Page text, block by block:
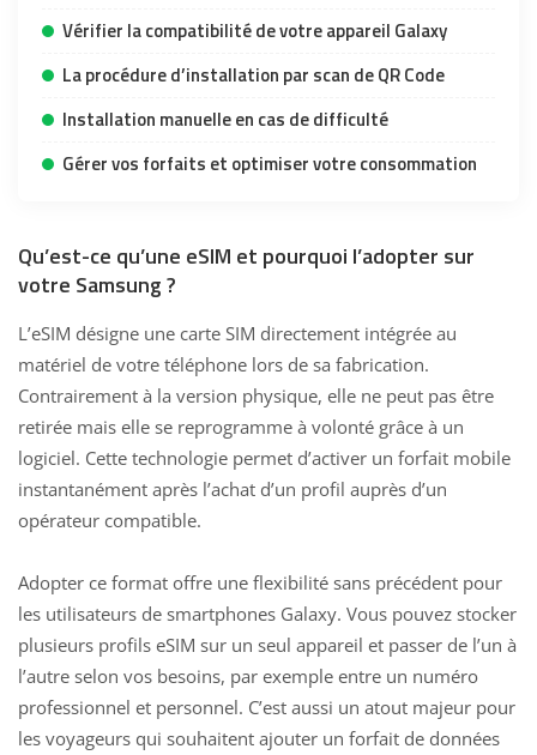
Vérifier la compatibilité de votre appareil Galaxy
La procédure d’installation par scan de QR Code
Installation manuelle en cas de difficulté
Gérer vos forfaits et optimiser votre consommation
Qu’est-ce qu’une eSIM et pourquoi l’adopter sur
votre Samsung ?
L’eSIM désigne une carte SIM directement intégrée au
matériel de votre téléphone lors de sa fabrication.
Contrairement à la version physique, elle ne peut pas être
retirée mais elle se reprogramme à volonté grâce à un
logiciel. Cette technologie permet d’activer un forfait mobile
instantanément après l’achat d’un profil auprès d’un
opérateur compatible.
Adopter ce format offre une flexibilité sans précédent pour
les utilisateurs de smartphones Galaxy. Vous pouvez stocker
plusieurs profils eSIM sur un seul appareil et passer de l’un à
l’autre selon vos besoins, par exemple entre un numéro
professionnel et personnel. C’est aussi un atout majeur pour
les voyageurs qui souhaitent ajouter un forfait de données